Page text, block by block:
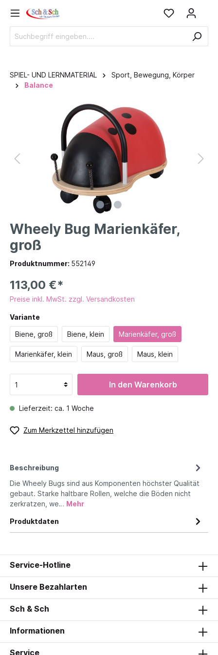
SPIEL- UND LERNMATERIAL
Sport, Bewegung, Körper
Balance
Wheely Bug Marienkäfer,
groß
Produktnummer: 552149
113,00 €*
Preise inkl. MwSt. zzgl. Versandkosten
Variante
Biene, groß Biene, klein Marienkäfer, groß
Marienkäfer, klein Maus, groß Maus, klein
In den Warenkorb
Lieferzeit: ca. 1 Woche
Zum Merkzettel hinzufügen
Beschreibung
Die Wheely Bugs sind aus Komponenten höchster Qualität
gebaut. Starke haltbare Rollen, welche die Böden nicht
zerkratzen, we… Mehr
Produktdaten
Service-Hotline
Unsere Bezahlarten
Sch & Sch
Informationen
Service